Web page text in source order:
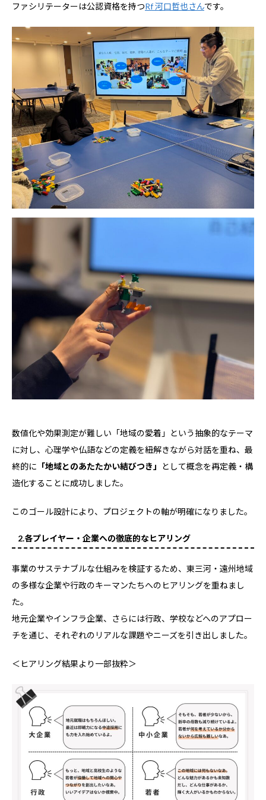
ファシリテーターは公認資格を持つRf 河口哲也さんです。
数値化や効果測定が難しい「地域の愛着」という抽象的なテーマ
に対し、心理学や仏語などの定義を紐解きながら対話を重ね、最
終的に 「地域とのあたたかい結びつき」
として概念を再定義・構
造化することに成功しました。
このゴール設計により、プロジェクトの軸が明確になりました。
2.各プレイヤー・企業への徹底的なヒアリング
事業のサステナブルな仕組みを検証するため、東三河・遠州地域
の多様な企業や行政のキーマンたちへのヒアリングを重ねまし
た。
地元企業やインフラ企業、さらには行政、学校などへのアプロー
チを通じ、それぞれのリアルな課題やニーズを引き出しました。
＜ヒアリング結果より一部抜粋＞